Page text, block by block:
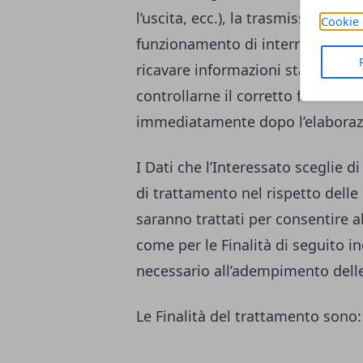
Cookie
l’uscita, ecc.), la trasmissione
funzionamento di internet. Tali
ricavare informazioni statistiche
controllarne il corretto
immediatamente dopo
I Dati che l’Interessato sceglie
di trattamento nel rispetto delle
saranno trattati per consentire
come per le Finalità di seguito
necessario all’adempimento
Le Finalità del trattamento sono: